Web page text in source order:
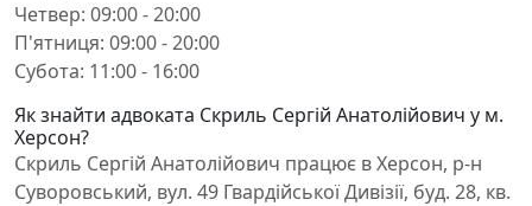
Четвер: 09:00 - 20:00
П'ятниця: 09:00 - 20:00
Субота: 11:00 - 16:00
Як знайти адвоката Скриль Сергій Анатолійович у м.
Херсон?
Скриль Сергій Анатолійович працює в Херсон, р-н
Суворовський, вул. 49 Гвардійської Дивізії, буд. 28, кв.